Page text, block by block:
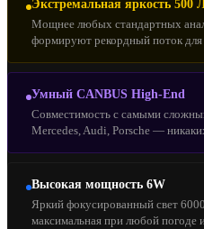
Экстремальная яркость 500
Мощнее любых стандартных
формируют рекордный поток для
Умный CANBUS High-End
Совместимость с самыми
Mercedes, Audi, Porsche —
Высокая мощность 6W
Яркий фокусированный свет
максимальная при любой погоде